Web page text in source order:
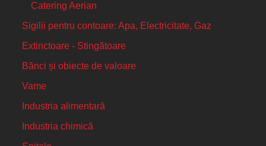
Catering Aerian
Sigilii pentru contoare: Apa, Electricitate, Gaz
Extinctoare - Stingătoare
Bănci și obiecte de valoare
Vame
Industria alimentară
Industria chimică